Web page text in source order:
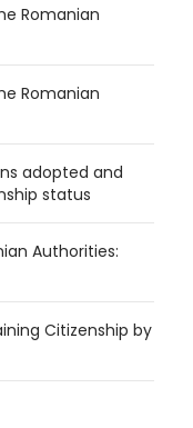
Romanian
Romanian
adopted and
status
Authorities:
Citizenship by